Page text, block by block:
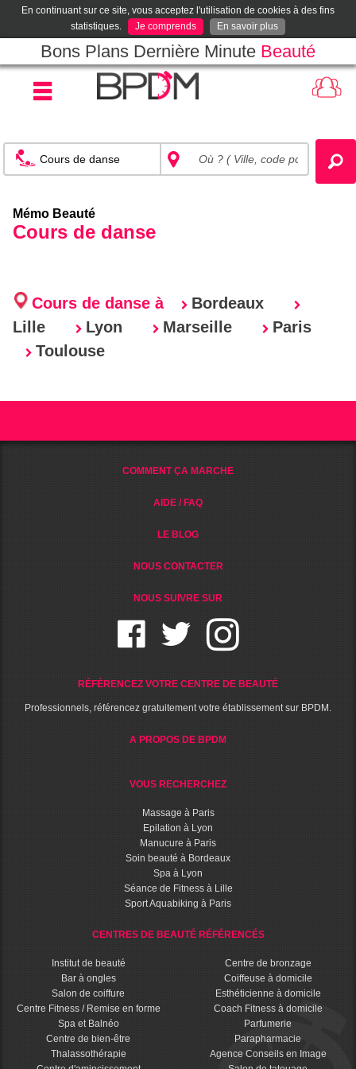
En continuant sur ce site, vous acceptez l'utilisation de cookies à des fins
statistiques.
Je comprends En savoir plus
Bons Plans Dernière Minute Beauté
Mémo Beauté
Cours de danse
Cours de danse à
Bordeaux
Lille
Lyon Marseille
Paris
Toulouse
COMMENT ÇA MARCHE
AIDE / FAQ
LE BLOG
NOUS CONTACTER
NOUS SUIVRE SUR
RÉFÉRENCEZ VOTRE CENTRE DE BEAUTÉ
Professionnels, référencez gratuitement votre établissement sur BPDM.
A PROPOS DE BPDM
VOUS RECHERCHEZ
Massage à Paris
Epilation à Lyon
Manucure à Paris
Soin beauté à Bordeaux
Spa à Lyon
Séance de Fitness à Lille
Sport Aquabiking à Paris
CENTRES DE BEAUTÉ RÉFÉRENCÉS
Institut de beauté
Bar à ongles
Salon de coiffure
Centre Fitness / Remise en forme
Spa et Balnéo
Centre de bien-être
Thalassothérapie
Centre de bronzage
Coiffeuse à domicile
Esthéticienne à domicile
Coach Fitness à domicile
Parfumerie
Parapharmacie
Agence Conseils en Image